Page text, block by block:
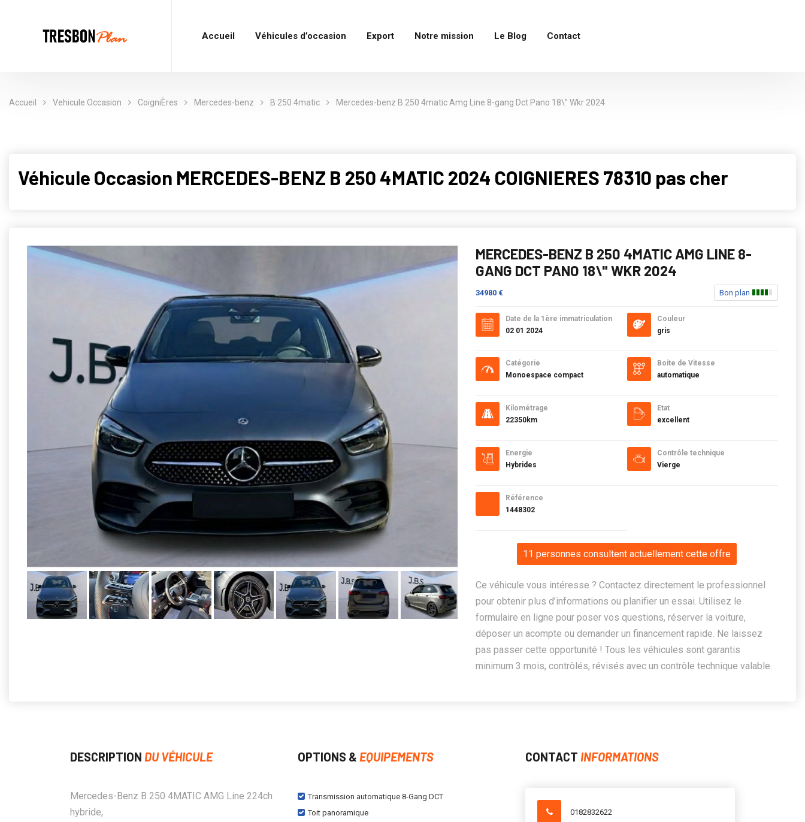
Accueil Véhicules d’occasion Export Notre mission Le Blog Contact
Accueil Vehicule Occasion CoigniÈres Mercedes-benz B 250 4matic Mercedes-benz B 250 4matic Amg Line 8-gang Dct Pano 18\" Wkr 2024
Véhicule Occasion MERCEDES-BENZ B 250 4MATIC 2024 COIGNIERES 78310 pas cher
MERCEDES-BENZ B 250 4MATIC AMG LINE 8-
GANG DCT PANO 18\" WKR 2024
34980 € Bon plan
Date de la 1ère immatriculation
02 01 2024
Catégorie
Monoespace compact
Kilométrage
22350km
Energie
Hybrides
Référence
1448302
Couleur
gris
Boite de Vitesse
automatique
Etat
excellent
Contrôle technique
Vierge
11 personnes consultent actuellement cette offre
Ce véhicule vous intéresse ? Contactez directement le professionnel
pour obtenir plus d’informations ou planifier un essai. Utilisez le
formulaire en ligne pour poser vos questions, réserver la voiture,
déposer un acompte ou demander un financement rapide. Ne laissez
pas passer cette opportunité ! Tous les véhicules sont garantis
minimum 3 mois, contrôlés, révisés avec un contrôle technique valable.
DESCRIPTION DU VÉHICULE
Mercedes-Benz B 250 4MATIC AMG Line 224ch
hybride,
OPTIONS & EQUIPEMENTS
Transmission automatique 8-Gang DCT
Toit panoramique
CONTACT INFORMATIONS
0182832622